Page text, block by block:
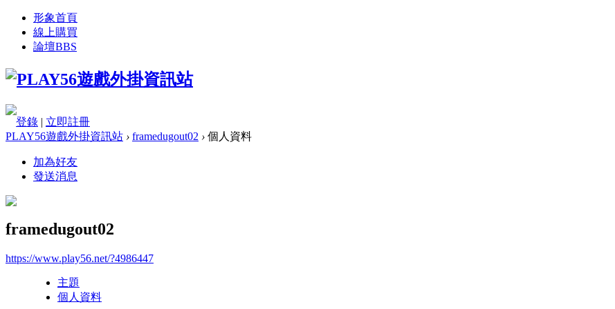
形象首頁
線上購買
論壇BBS
登錄 | 立即註冊
PLAY56遊戲外掛資訊站 › framedugout02 › 個人資料
加為好友
發送消息
framedugout02
https://www.play56.net/?4986447
主題
個人資料